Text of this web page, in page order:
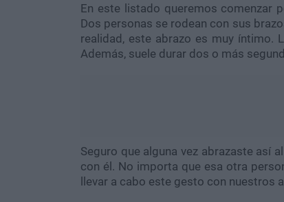
En este listado queremos comenzar
Dos personas se rodean con sus
realidad, este abrazo es muy íntimo.
Además, suele durar dos o más
Seguro que alguna vez abrazaste así
con él. No importa que esa otra
llevar a cabo este gesto con nuestros